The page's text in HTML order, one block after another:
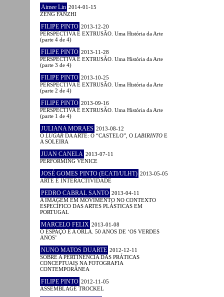
Aimee Lin 2014-01-15
ZENG FANZHI
FILIPE PINTO 2013-12-20
PERSPECTIVA E EXTRUSÃO. Uma História da Arte
(parte 4 de 4)
FILIPE PINTO 2013-11-28
PERSPECTIVA E EXTRUSÃO. Uma História da Arte
(parte 3 de 4)
FILIPE PINTO 2013-10-25
PERSPECTIVA E EXTRUSÃO. Uma História da Arte
(parte 2 de 4)
FILIPE PINTO 2013-09-16
PERSPECTIVA E EXTRUSÃO. Uma História da Arte
(parte 1 de 4)
JULIANA MORAES 2013-08-12
O LUGAR DA ARTE: O “CASTELO”, O LABIRINTO E
A SOLEIRA
JUAN CANELA 2013-07-11
PERFORMING VENICE
JOSÉ GOMES PINTO (ECATI/ULHT) 2013-05-05
ARTE E INTERACTIVIDADE
PEDRO CABRAL SANTO 2013-04-11
A IMAGEM EM MOVIMENTO NO CONTEXTO
ESPECÍFICO DAS ARTES PLÁSTICAS EM
PORTUGAL
MARCELO FELIX 2013-01-08
O ESPAÇO E A ORLA. 50 ANOS DE ‘OS VERDES
ANOS’
NUNO MATOS DUARTE 2012-12-11
SOBRE A PERTINÊNCIA DAS PRÁTICAS
CONCEPTUAIS NA FOTOGRAFIA
CONTEMPORÂNEA
FILIPE PINTO 2012-11-05
ASSEMBLAGE TROCKEL